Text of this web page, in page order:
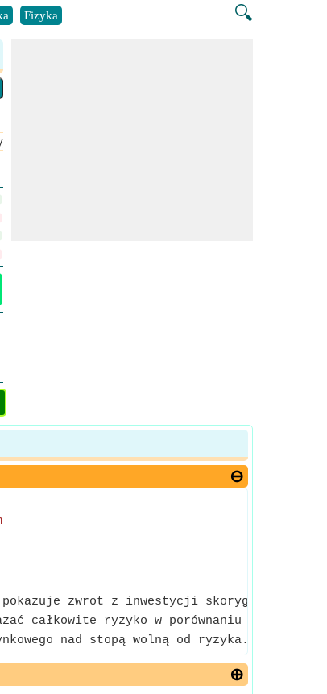
🔍
Fizyka
zwrot z inwestycji skorygowany o
całkowite ryzyko w porównaniu z całym
nad stopą wolną od ryzyka.